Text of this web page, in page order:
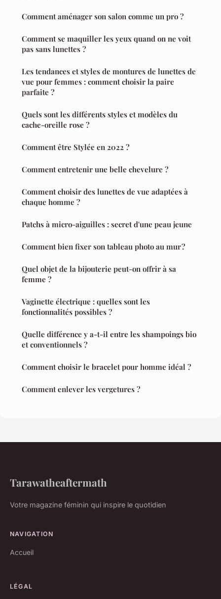
Comment aménager son salon comme un pro ?
Comment se maquiller les yeux quand on ne voit
pas sans lunettes ?
Les tendances et styles de montures de lunettes de
vue pour femmes : comment choisir la paire
parfaite ?
Quels sont les différents styles et modèles du
cache-oreille rose ?
Comment être Stylée en 2022 ?
Comment entretenir une belle chevelure ?
Comment choisir des lunettes de vue adaptées à
chaque homme ?
Patchs à micro-aiguilles : secret d'une peau jeune
Comment bien fixer son tableau photo au mur ?
Quel objet de la bijouterie peut-on offrir à sa
femme ?
Vaginette électrique : quelles sont les
fonctionnalités possibles ?
Quelle différence y a-t-il entre les shampoings bio
et conventionnels ?
Comment choisir le bracelet pour homme idéal ?
Comment enlever les vergetures ?
Tarawatheaftermath
Votre magazine féminin qui inspire le quotidien
NAVIGATION
Accueil
LÉGAL